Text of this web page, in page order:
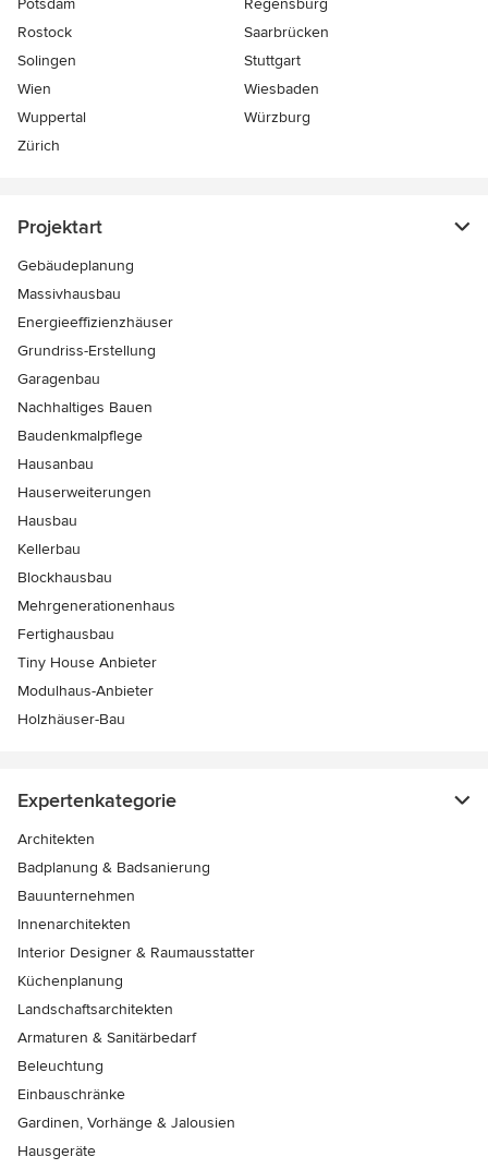
Potsdam
Regensburg
Rostock
Saarbrücken
Solingen
Stuttgart
Wien
Wiesbaden
Wuppertal
Würzburg
Zürich
Projektart
Gebäudeplanung
Massivhausbau
Energieeffizienzhäuser
Grundriss-Erstellung
Garagenbau
Nachhaltiges Bauen
Baudenkmalpflege
Hausanbau
Hauserweiterungen
Hausbau
Kellerbau
Blockhausbau
Mehrgenerationenhaus
Fertighausbau
Tiny House Anbieter
Modulhaus-Anbieter
Holzhäuser-Bau
Expertenkategorie
Architekten
Badplanung & Badsanierung
Bauunternehmen
Innenarchitekten
Interior Designer & Raumausstatter
Küchenplanung
Landschaftsarchitekten
Armaturen & Sanitärbedarf
Beleuchtung
Einbauschränke
Gardinen, Vorhänge & Jalousien
Hausgeräte